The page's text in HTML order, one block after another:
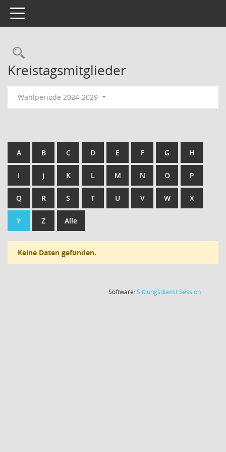
Toggle navigation
Kreistagsmitglieder
Wahlperiode 2024-2029
A B C D E F G H
I J K L M N O P
Q R S T U V W X
Y Z Alle
Keine Daten gefunden.
Software:SitzungsdienstSession(Wird in